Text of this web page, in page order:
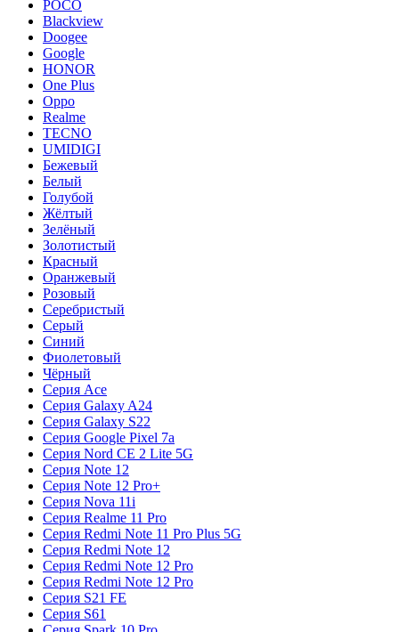
POCO
Blackview
Doogee
Google
HONOR
One Plus
Oppo
Realme
TECNO
UMIDIGI
Бежевый
Белый
Голубой
Жёлтый
Зелёный
Золотистый
Красный
Оранжевый
Розовый
Серебристый
Серый
Синий
Фиолетовый
Чёрный
Серия Ace
Серия Galaxy A24
Серия Galaxy S22
Серия Google Pixel 7a
Серия Nord CE 2 Lite 5G
Серия Note 12
Серия Note 12 Pro+
Серия Nova 11i
Серия Realme 11 Pro
Серия Redmi Note 11 Pro Plus 5G
Серия Redmi Note 12
Серия Redmi Note 12 Pro
Серия Redmi Note 12 Pro
Серия S21 FE
Серия S61